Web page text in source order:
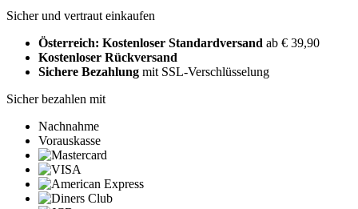
Sicher und vertraut einkaufen
Österreich: Kostenloser Standardversand ab € 39,90
Kostenloser Rückversand
Sichere Bezahlung mit SSL-Verschlüsselung
Sicher bezahlen mit
Nachnahme
Vorauskasse